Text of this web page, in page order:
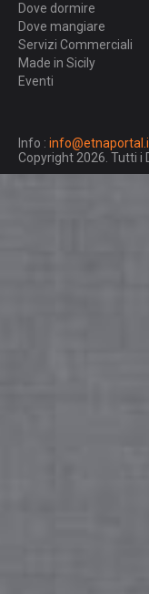
Dove dormire
Dove mangiare
Servizi Commerciali
Made in Sicily
Eventi
Info :
Copyright 2026. Tutti i